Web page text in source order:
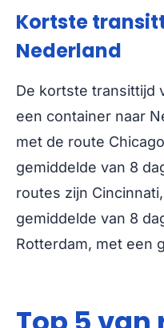
Kortste
Nederland
De kortste transittijd
een container naar
met de route
gemiddelde van 8
routes zijn
gemiddelde van 8
Rotterdam, met een